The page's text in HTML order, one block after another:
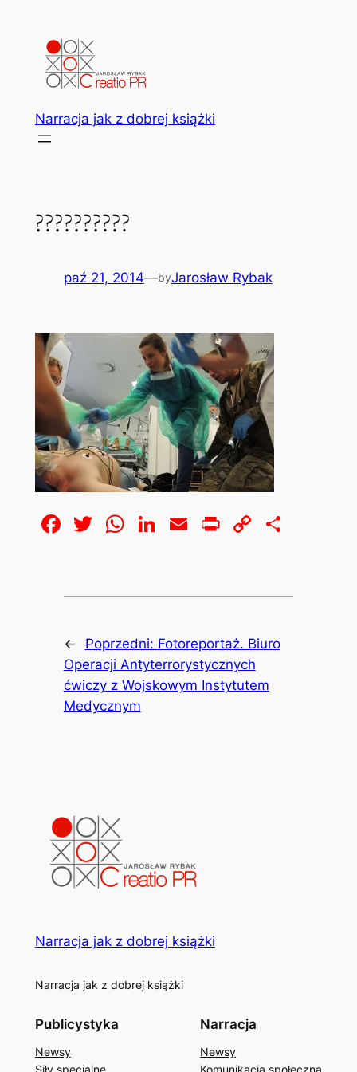
Narracja jak z dobrej książki
??????????
paź 21, 2014—byJarosław Rybak
Facebook
Twitter
WhatsApp
LinkedIn
EmailPrintCopy
← Poprzedni: Fotoreportaż. Biuro
Operacji Antyterrorystycznych
ćwiczy z Wojskowym Instytutem
Medycznym
Narracja jak z dobrej książki
Narracja jak z dobrej książki
Publicystyka
Newsy
Siły specjalne
Narracja
Newsy
Komunikacja społeczna